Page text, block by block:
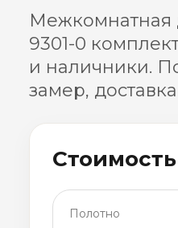
9301-0
и наличники.
замер,
Стоимость
Полотно